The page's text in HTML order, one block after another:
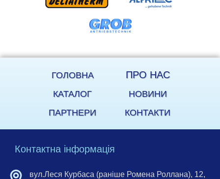
ГОЛОВНА ПРО НАС
КАТАЛОГ
НОВИНИ
ПАРТНЕРИ
КОНТАКТИ
Контактна інформація
вул.Леся Курбаса (раніше Ромена Роллана), 12,